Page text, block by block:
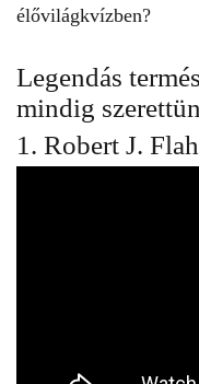
élővilágkvízben?
Legendás
mindig
1. Robert J.